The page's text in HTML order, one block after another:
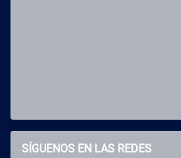
SÍGUENOS EN LAS REDES